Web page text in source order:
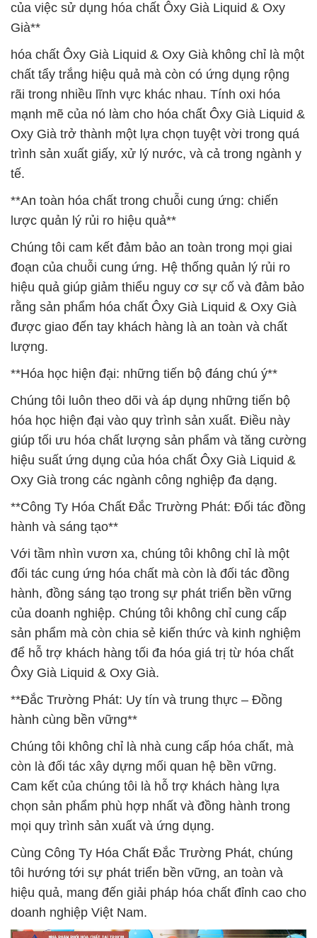
của việc sử dụng hóa chất Ôxy Già Liquid & Oxy
Già**
hóa chất Ôxy Già Liquid & Oxy Già không chỉ là một
chất tẩy trắng hiệu quả mà còn có ứng dụng rộng
rãi trong nhiều lĩnh vực khác nhau. Tính oxi hóa
mạnh mẽ của nó làm cho hóa chất Ôxy Già Liquid &
Oxy Già trở thành một lựa chọn tuyệt vời trong quá
trình sản xuất giấy, xử lý nước, và cả trong ngành y
tế.
**An toàn hóa chất trong chuỗi cung ứng: chiến
lược quản lý rủi ro hiệu quả**
Chúng tôi cam kết đảm bảo an toàn trong mọi giai
đoạn của chuỗi cung ứng. Hệ thống quản lý rủi ro
hiệu quả giúp giảm thiểu nguy cơ sự cố và đảm bảo
rằng sản phẩm hóa chất Ôxy Già Liquid & Oxy Già
được giao đến tay khách hàng là an toàn và chất
lượng.
**Hóa học hiện đại: những tiến bộ đáng chú ý**
Chúng tôi luôn theo dõi và áp dụng những tiến bộ
hóa học hiện đại vào quy trình sản xuất. Điều này
giúp tối ưu hóa chất lượng sản phẩm và tăng cường
hiệu suất ứng dụng của hóa chất Ôxy Già Liquid &
Oxy Già trong các ngành công nghiệp đa dạng.
**Công Ty Hóa Chất Đắc Trường Phát: Đối tác đồng
hành và sáng tạo**
Với tầm nhìn vươn xa, chúng tôi không chỉ là một
đối tác cung ứng hóa chất mà còn là đối tác đồng
hành, đồng sáng tạo trong sự phát triển bền vững
của doanh nghiệp. Chúng tôi không chỉ cung cấp
sản phẩm mà còn chia sẻ kiến thức và kinh nghiệm
để hỗ trợ khách hàng tối đa hóa giá trị từ hóa chất
Ôxy Già Liquid & Oxy Già.
**Đắc Trường Phát: Uy tín và trung thực – Đồng
hành cùng bền vững**
Chúng tôi không chỉ là nhà cung cấp hóa chất, mà
còn là đối tác xây dựng mối quan hệ bền vững.
Cam kết của chúng tôi là hỗ trợ khách hàng lựa
chọn sản phẩm phù hợp nhất và đồng hành trong
mọi quy trình sản xuất và ứng dụng.
Cùng Công Ty Hóa Chất Đắc Trường Phát, chúng
tôi hướng tới sự phát triển bền vững, an toàn và
hiệu quả, mang đến giải pháp hóa chất đỉnh cao cho
doanh nghiệp Việt Nam.